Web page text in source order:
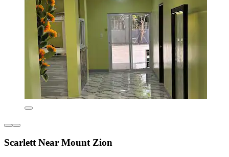
Scarlett Near Mount Zion